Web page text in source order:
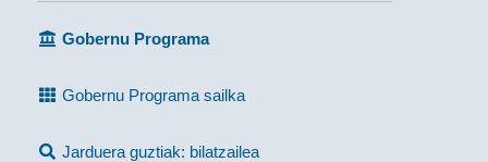
Gobernu Programa
Gobernu Programa sailka
Jarduera guztiak: bilatzailea